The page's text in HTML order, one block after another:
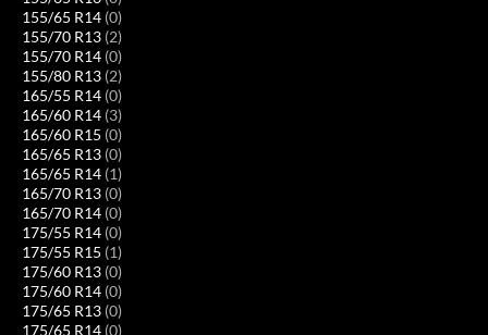
155/65 R14 (0)
155/70 R13 (2)
155/70 R14 (0)
155/80 R13 (2)
165/55 R14 (0)
165/60 R14 (3)
165/60 R15 (0)
165/65 R13 (0)
165/65 R14 (1)
165/70 R13 (0)
165/70 R14 (0)
175/55 R14 (0)
175/55 R15 (1)
175/60 R13 (0)
175/60 R14 (0)
175/65 R13 (0)
175/65 R14 (0)